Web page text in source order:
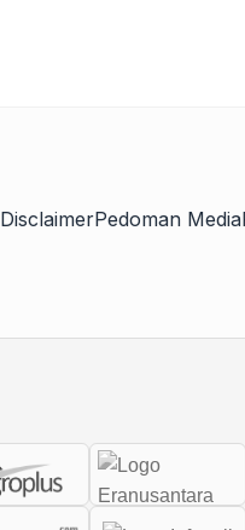
DisclaimerPedoman Media